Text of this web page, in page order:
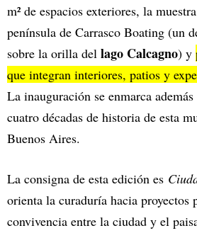
m² de espacios exteriores, la
península de Carrasco Boating (un
sobre la orilla del lago Calcagno) y
que integran interiores, patios y
La inauguración se enmarca
cuatro décadas de historia de esta
Buenos Aires.
La consigna de esta edición es
orienta la curaduría hacia proyectos
convivencia entre la ciudad y el